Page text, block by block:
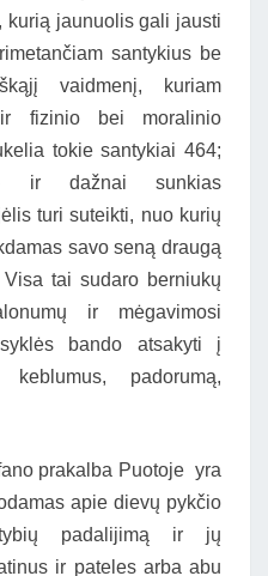
kurią jaunuolis gali jausti
santykius be
vaidmenį, kuriam
ir fizinio bei moralinio
tokie santykiai 464;
ir dažnai sunkias
turi suteikti, nuo kurių
savo seną draugą
tai sudaro berniukų
ir mėgavimosi
bando atsakyti į
padorumą,
prakalba Puotoje yra
apie dievų pykčio
padalijimą ir jų
ir pateles arba abu